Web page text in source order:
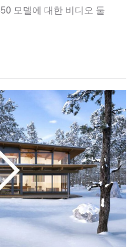
모델에 대한 비디오 둘